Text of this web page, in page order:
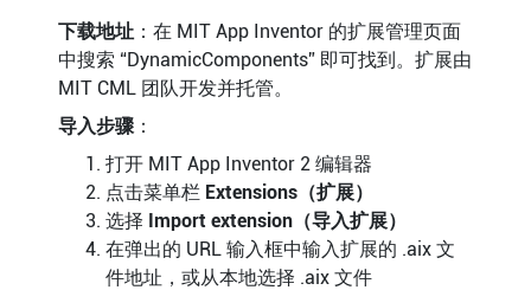
下载地址：在 MIT App Inventor 的扩展管理页面
中搜索 “DynamicComponents” 即可找到。扩展由
MIT CML 团队开发并托管。
导入步骤：
打开 MIT App Inventor 2 编辑器
点击菜单栏 Extensions（扩展）
选择 Import extension（导入扩展）
在弹出的 URL 输入框中输入扩展的 .aix 文
件地址，或从本地选择 .aix 文件